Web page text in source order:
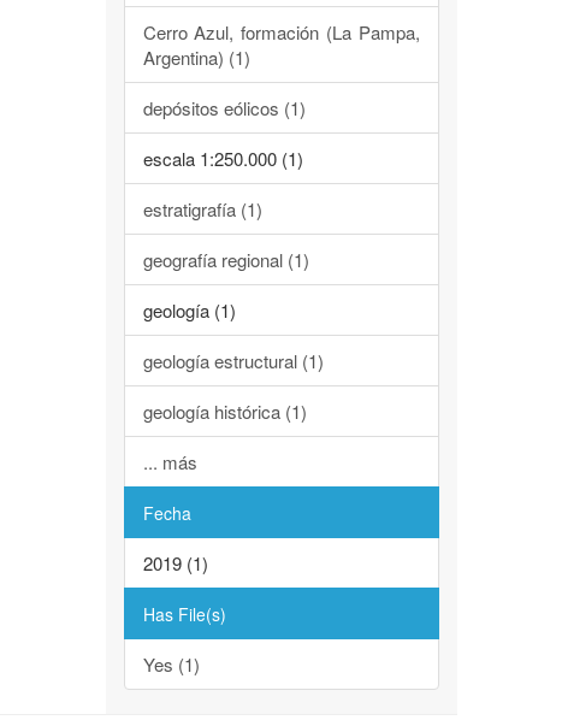
Cerro Azul, formación (La Pampa,
Argentina) (1)
depósitos eólicos (1)
escala 1:250.000 (1)
estratigrafía (1)
geografía regional (1)
geología (1)
geología estructural (1)
geología histórica (1)
... más
Fecha
2019 (1)
Has File(s)
Yes (1)